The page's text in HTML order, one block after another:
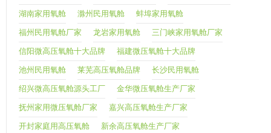
湖南家用氧舱 滁州民用氧舱 蚌埠家用氧舱
福州民用氧舱厂家 龙岩家用氧舱 三门峡家用氧舱厂家
信阳微高压氧舱十大品牌 福建微压氧舱十大品牌
池州民用氧舱 莱芜高压氧舱品牌 长沙民用氧舱
绍兴微高压氧舱源头工厂 金华微压氧舱生产厂家
抚州家用微压氧舱厂家 嘉兴高压氧舱生产厂家
开封家庭用高压氧舱 新余高压氧舱生产厂家